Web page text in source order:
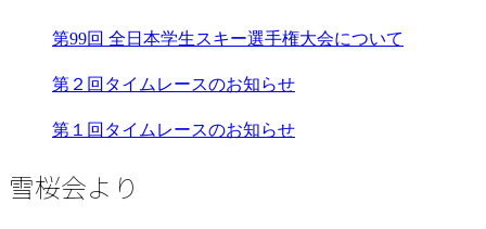
第99回 全日本学生スキー選手権大会について
第２回タイムレースのお知らせ
第１回タイムレースのお知らせ
雪桜会より